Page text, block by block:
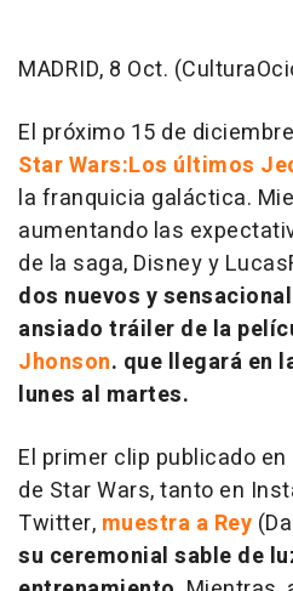
MADRID, 8 Oct.
El próximo 15 de
Star Wars:Los últimos
la franquicia galáctica.
aumentando las
de la saga, Disney y
dos nuevos y
ansiado tráiler de la
Jhonson. que llegará en
lunes al martes.
El primer clip publicado
de Star Wars, tanto en
Twitter, muestra a Rey
su ceremonial sable de